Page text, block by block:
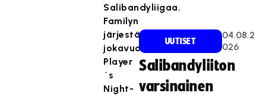
Salibandyliigaa.
Familyn
järjestämä
jokavuotinen
Player
´s
Night-
UUTISET
04.08.2
026
Salibandyliiton
varsinainen